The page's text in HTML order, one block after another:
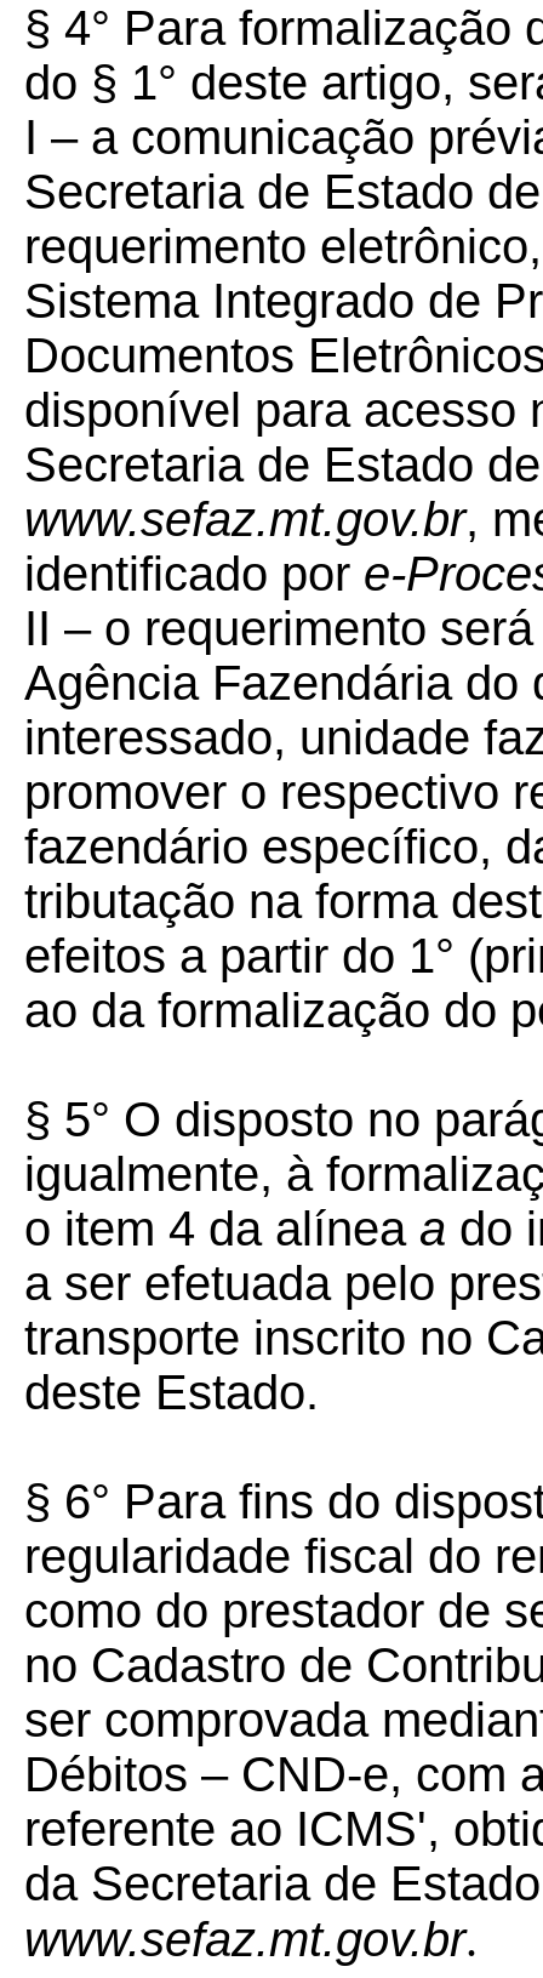
§ 4° Para formalização
do § 1° deste artigo,
I – a comunicação
Secretaria de Estado
requerimento
Sistema Integrado de
Documentos
disponível para acesso
Secretaria de Estado
www.sefaz.mt.gov.br,
identificado por e-
II – o requerimento
Agência Fazendária do
interessado, unidade
promover o respectivo
fazendário específico,
tributação na forma
efeitos a partir do 1°
ao da formalização do
§ 5° O disposto no
igualmente, à
o item 4 da alínea a do
a ser efetuada pelo
transporte inscrito no
deste Estado.
§ 6° Para fins do
regularidade fiscal do
como do prestador de
no Cadastro de
ser comprovada
Débitos – CND-e, com
referente ao ICMS',
da Secretaria de
www.sefaz.mt.gov.br.